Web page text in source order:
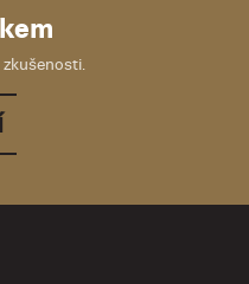
zkušenosti.